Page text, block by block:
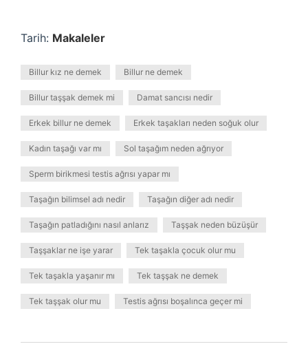
Tarih: Makaleler
Billur kız ne demek Billur ne demek
Billur taşşak demek mi Damat sancısı nedir
Erkek billur ne demek Erkek taşakları neden soğuk olur
Kadın taşağı var mı Sol taşağım neden ağrıyor
Sperm birikmesi testis ağrısı yapar mı
Taşağın bilimsel adı nedir Taşağın diğer adı nedir
Taşağın patladığını nasıl anlarız Taşşak neden büzüşür
Taşşaklar ne işe yarar Tek taşakla çocuk olur mu
Tek taşakla yaşanır mı Tek taşşak ne demek
Tek taşşak olur mu Testis ağrısı boşalınca geçer mi